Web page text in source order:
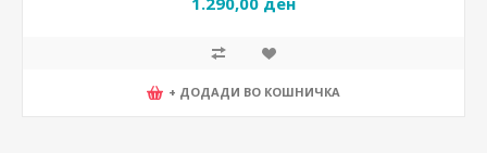
+ ДОДАДИ ВО КОШНИЧКА